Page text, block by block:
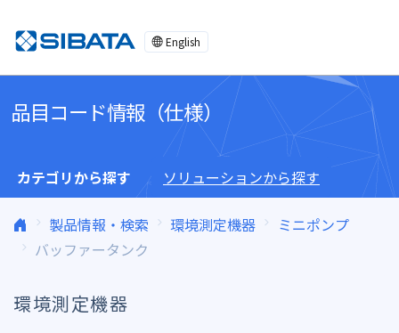
English
品目コード情報（仕様）
カテゴリから探す ソリューションから探す
製品情報・検索 環境測定機器
ミニポンプ
バッファータンク
環境測定機器